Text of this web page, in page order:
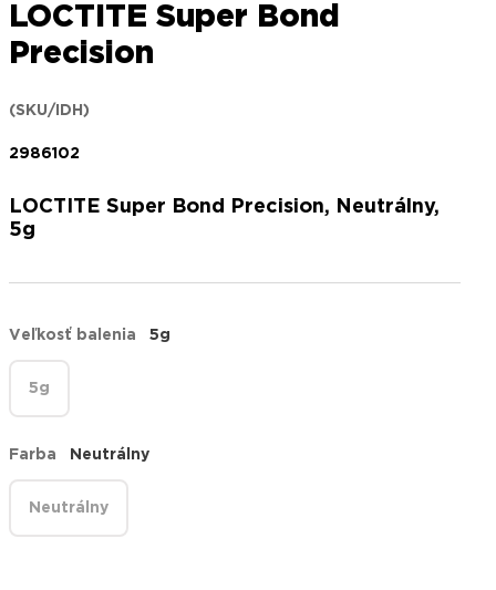
LOCTITE Super Bond
Precision
(SKU/IDH)
2986102
LOCTITE Super Bond Precision, Neutrálny,
5g
Veľkosť balenia 5g
5g
Farba Neutrálny
Neutrálny